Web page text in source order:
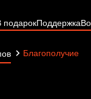
подарокПоддержка
Благополучие